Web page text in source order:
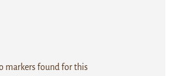
markers found for this